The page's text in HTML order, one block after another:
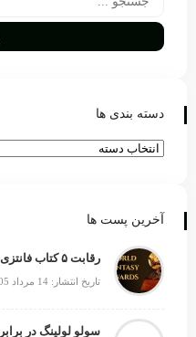
دسته بندی ها
آخرین پست ها
رقابت ۵ کتاب فانتزی برای جایزه جهانی ۲۰۲۶
تاریخ انتشار: 14 مرداد 1405